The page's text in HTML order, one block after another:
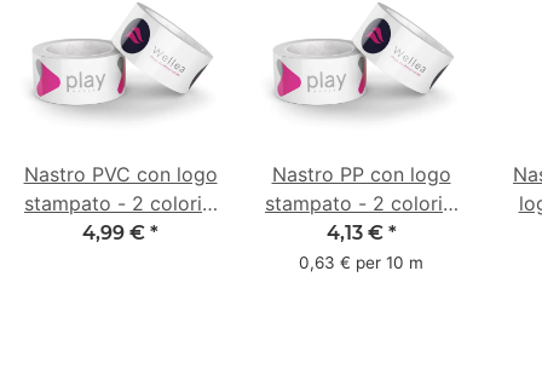
Nastro PVC con logo
stampato - 2 colori -
50 mm x 66 m -
4,99 € *
Nastro PP con logo
stampato - 2 colori -
48 mm x 66 m -
bianco
4,13 € *
0,63 € per 10 m